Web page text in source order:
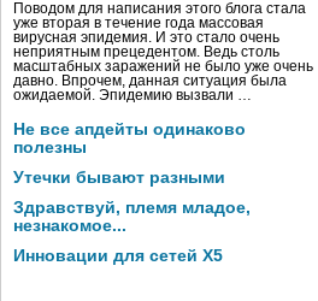
Поводом для написания этого блога стала
уже вторая в течение года массовая
вирусная эпидемия. И это стало очень
неприятным прецедентом. Ведь столь
масштабных заражений не было уже очень
давно. Впрочем, данная ситуация была
ожидаемой. Эпидемию вызвали …
Не все апдейты одинаково
полезны
Утечки бывают разными
Здравствуй, племя младое,
незнакомое...
Инновации для сетей X5